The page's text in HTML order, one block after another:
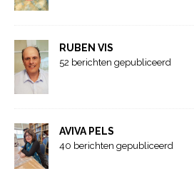
RUBEN VIS
52 berichten gepubliceerd
AVIVA PELS
40 berichten gepubliceerd